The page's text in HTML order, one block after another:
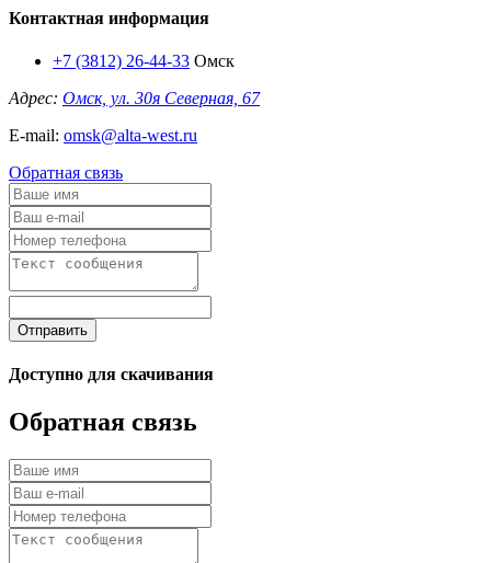
Контактная информация
+7 (3812) 26-44-33 Омск
Адрес: Омск, ул. 30я Северная, 67
E-mail: omsk@alta-west.ru
Обратная связь
Отправить
Доступно для скачивания
Обратная связь